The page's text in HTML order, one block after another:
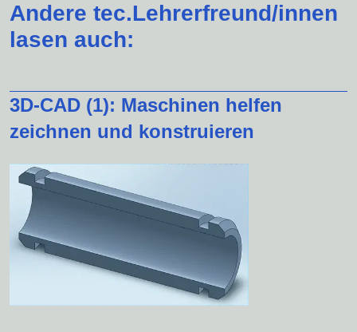
Andere tec.Lehrerfreund/innen
lasen auch:
3D-CAD (1): Maschinen helfen
zeichnen und konstruieren